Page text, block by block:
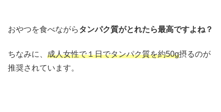
おやつを食べながらタンパク質がとれたら最高ですよね？
ちなみに、 成人女性で１日でタンパク質を約50g摂るのが
推奨されています。